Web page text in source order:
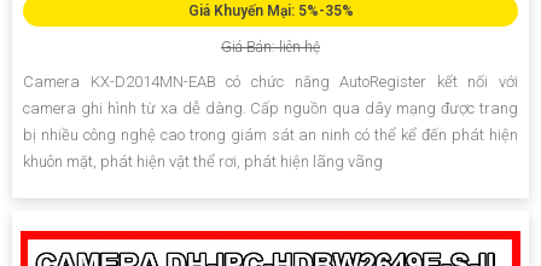
Giá Khuyến Mại: 5%-35%
Giá Bán: liên hệ
Camera KX-D2014MN-EAB có chức năng AutoRegister kết nối với
camera ghi hình từ xa dễ dàng. Cấp nguồn qua dây mạng được trang
bị nhiều công nghệ cao trong giám sát an ninh có thể kể đến phát hiện
khuôn mặt, phát hiện vật thể rơi, phát hiện lãng vãng